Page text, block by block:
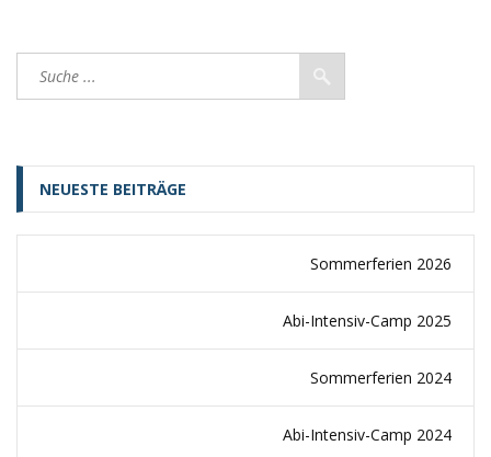
NEUESTE BEITRÄGE
Sommerferien 2026
Abi-Intensiv-Camp 2025
Sommerferien 2024
Abi-Intensiv-Camp 2024